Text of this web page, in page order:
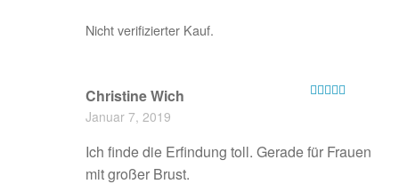
Nicht verifizierter Kauf.
Christine Wich
Januar 7, 2019
Ich finde die Erfindung toll. Gerade für Frauen
mit großer Brust.